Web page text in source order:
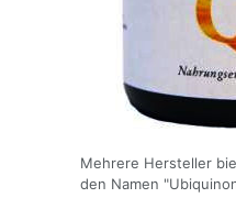
Mehrere Hersteller
den Namen